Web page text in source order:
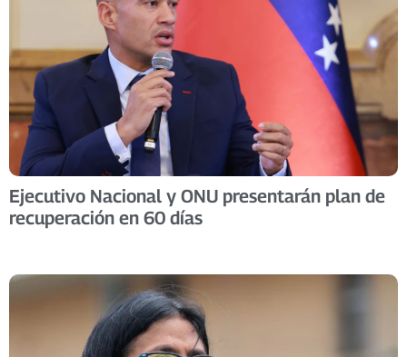
Ejecutivo Nacional y ONU presentarán plan de
recuperación en 60 días